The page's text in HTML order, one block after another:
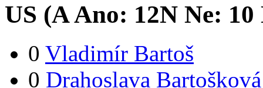
US (AAno: 12N Ne: 10
0 Vladimír Bartoš
0 Drahoslava Bartošková